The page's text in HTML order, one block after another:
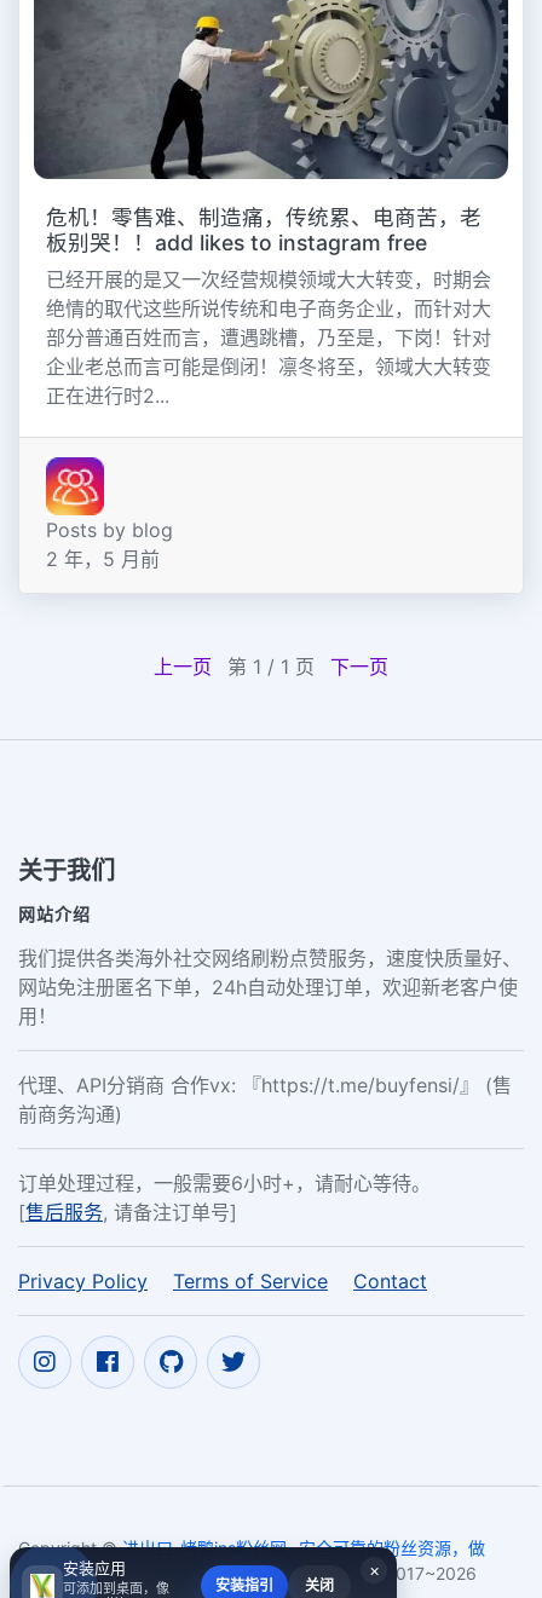
危机！零售难、制造痛，传统累、电商苦，老
板别哭！！add likes to instagram free
已经开展的是又一次经营规模领域大大转变，时期会
绝情的取代这些所说传统和电子商务企业，而针对大
部分普通百姓而言，遭遇跳槽，乃至是，下岗！针对
企业老总而言可能是倒闭！凛冬将至，领域大大转变
正在进行时2...
Posts by blog
2 年，5 月前
上一页 第 1 / 1 页 下一页
关于我们
网站介绍
我们提供各类海外社交网络刷粉点赞服务，速度快质量好、
网站免注册匿名下单，24h自动处理订单，欢迎新老客户使
用！
代理、API分销商 合作vx: 『https://t.me/buyfensi/』 (售
前商务沟通)
订单处理过程，一般需要6小时+，请耐心等待。
[售后服务, 请备注订单号]
Privacy Policy Terms of Service Contact
Copyright ©进出口-烤鸭ins粉丝网- 安全可靠的粉丝资源，做
社交营销首选- Ins加粉丝|IG 点 赞 kyquant.com
2017~2026
×
安装应用
可添加到桌面，像
安装指引 关闭